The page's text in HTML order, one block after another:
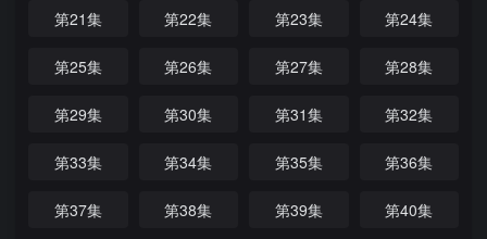
第21集 第22集 第23集 第24集
第25集 第26集 第27集 第28集
第29集 第30集 第31集 第32集
第33集 第34集 第35集 第36集
第37集 第38集 第39集 第40集